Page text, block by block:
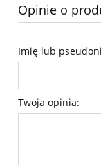
Opinie o
Imię lub
Twoja opinia: